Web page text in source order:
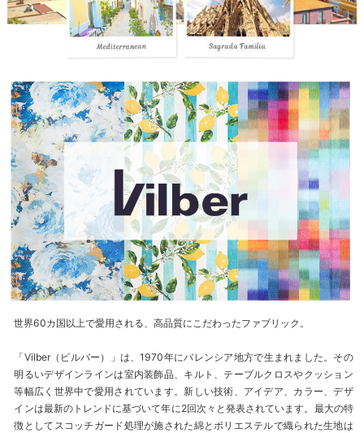
世界60カ国以上で愛用される、高品質にこだわったファブリック。
「Vilber（ビルバー）」は、1970年にバレンシア地方で生まれました。その
明るいデザインラインは室内装飾品、キルト、テーブルクロスやクッション
等幅広く世界中で愛用されています。新しい技術、アイデア、カラー、デザ
インは最新のトレンドに基づいて年に2回次々と発表されています。最大の特
徴としてスコッチガード処理が施された綿とポリエステルで織られた生地は